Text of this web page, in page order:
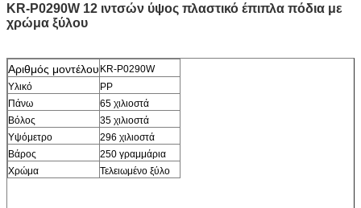
KR-P0290W 12 ιντσών ύψος πλαστικό έπιπλα πόδια με
χρώμα ξύλου
Αριθμός μοντέλου KR-P0290W
Υλικό
PP
Πάνω
65 χιλιοστά
Βόλος
35 χιλιοστά
Υψόμετρο
296 χιλιοστά
Βάρος
250 γραμμάρια
Χρώμα
Τελειωμένο ξύλο